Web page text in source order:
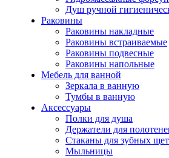
Душ ручной
Раковины
Раковины накладные
Раковины встраиваемые
Раковины подвесные
Раковины напольные
Мебель для ванной
Зеркала в ванную
Тумбы в ванную
Аксессуары
Полки для душа
Держатели для
Стаканы для зубных
Мыльницы